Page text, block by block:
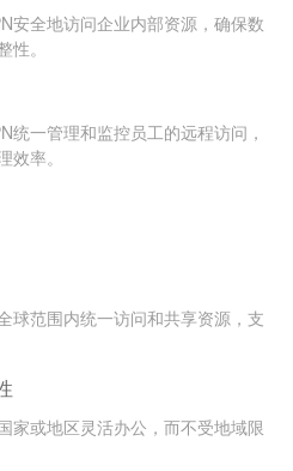
安全地访问企业内部资源，确保数
性。
统一管理和监控员工的远程访问，
效率。
球范围内统一访问和共享资源，支
家或地区灵活办公，而不受地域限